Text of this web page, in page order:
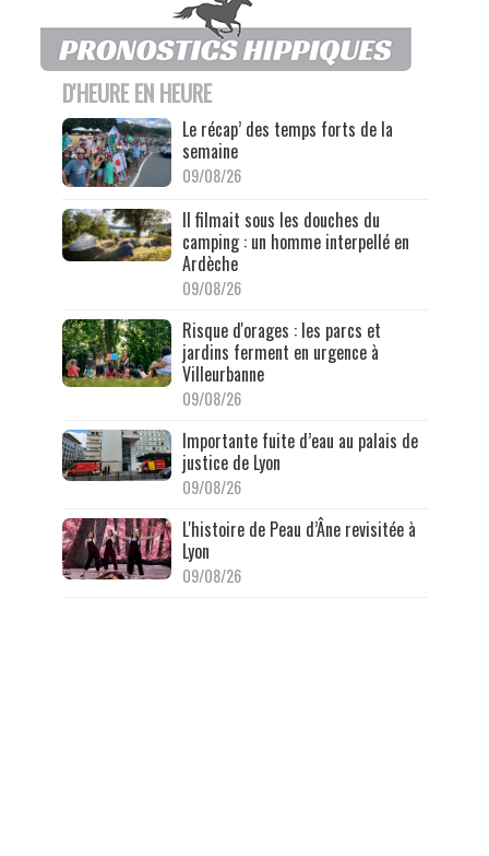
D'HEURE EN HEURE
Le récap’ des temps forts de la
semaine
09/08/26
Il filmait sous les douches du
camping : un homme interpellé en
Ardèche
09/08/26
Risque d'orages : les parcs et
jardins ferment en urgence à
Villeurbanne
09/08/26
Importante fuite d’eau au palais de
justice de Lyon
09/08/26
L'histoire de Peau d’Âne revisitée à
Lyon
09/08/26